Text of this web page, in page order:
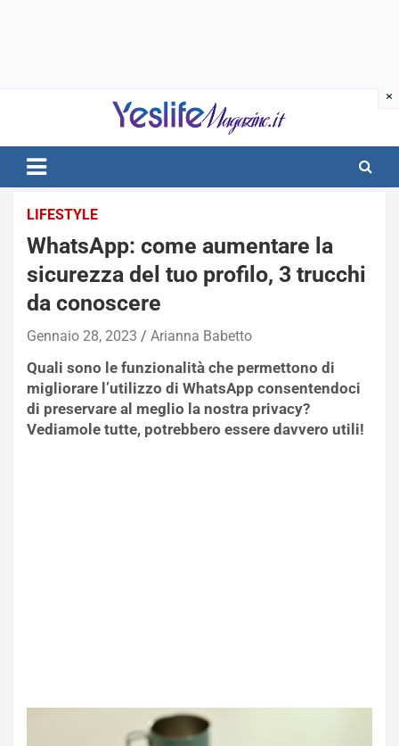
notizie di intrattenimento
LIFESTYLE
WhatsApp: come aumentare la
sicurezza del tuo profilo, 3 trucchi
da conoscere
Gennaio 28, 2023 Arianna Babetto
Quali sono le funzionalità che permettono di
migliorare l’utilizzo di WhatsApp consentendoci
di preservare al meglio la nostra privacy?
Vediamole tutte, potrebbero essere davvero utili!